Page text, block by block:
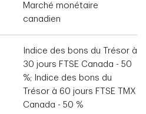
Marché monétaire
canadien
Indice des bons du Trésor à
30 jours FTSE Canada - 50
%; Indice des bons du
Trésor à 60 jours FTSE TMX
Canada - 50 %